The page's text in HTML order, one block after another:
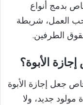
بدمج أنواع
العمل، شريطة
الطرفين.
الأبوة؟
جعل إجازة الأبوة
جديد، ولا